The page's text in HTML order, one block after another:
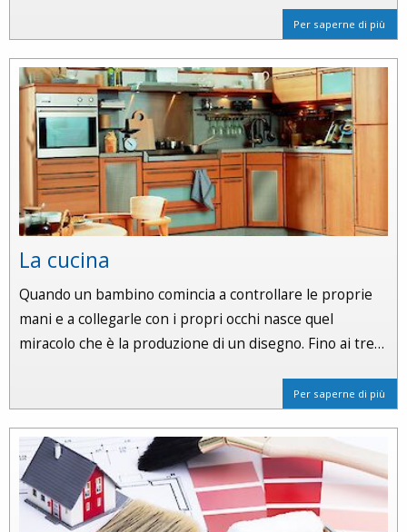
Per saperne di più
La cucina
Quando un bambino comincia a controllare le proprie
mani e a collegarle con i propri occhi nasce quel
miracolo che è la produzione di un disegno. Fino ai tre…
Per saperne di più